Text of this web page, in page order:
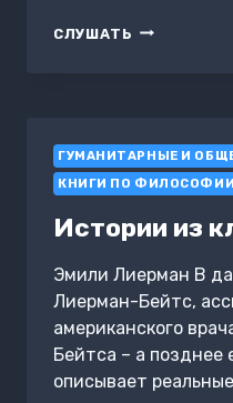
СЛУШАТЬ SADƏCƏ
ГУМАНИТАРНЫЕ И
КНИГИ ПО ФИЛОСОФИИ
Истории из
Эмили Лиерман В
Лиерман-Бейтс,
американского
Бейтса – а позднее
описывает